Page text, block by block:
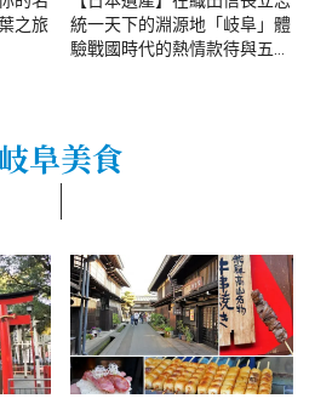
之旅
統一天下的淵源地「岐阜」體
驗戰國時代的熱情款待與五感
岐阜美食